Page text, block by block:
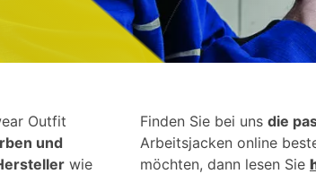
Outfit
und
wie
Finden Sie bei uns die
Arbeitsjacken online
möchten, dann lesen Sie